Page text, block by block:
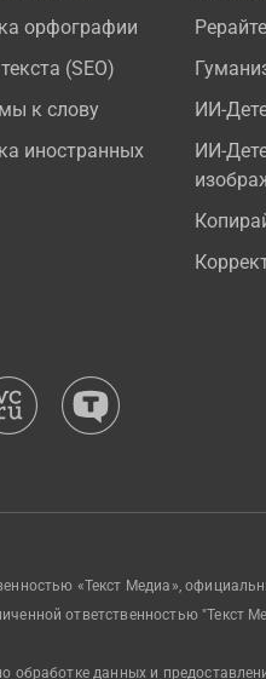
орфографии
(SEO)
к слову
иностранных
ИИ-
ИИ-
«Текст Медиа»,
ответственностью
обработке данных и